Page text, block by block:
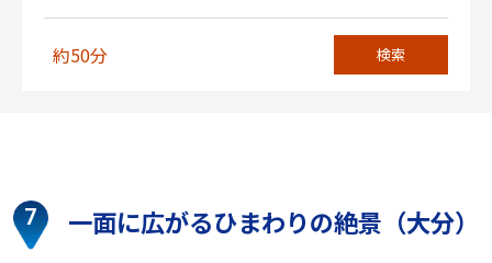
約50分 検索
一面に広がるひまわりの絶景（大分）